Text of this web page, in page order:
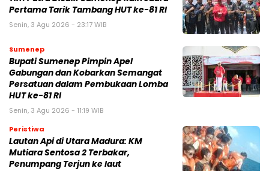
Pertama Tarik Tambang HUT ke-81 RI
Senin, 3 Agu 2026 - 23:17 WIB
Sumenep
Bupati Sumenep Pimpin Apel
Gabungan dan Kobarkan Semangat
Persatuan dalam Pembukaan Lomba
HUT ke-81 RI
Senin, 3 Agu 2026 - 11:19 WIB
Peristiwa
Lautan Api di Utara Madura: KM
Mutiara Sentosa 2 Terbakar,
Penumpang Terjun ke laut